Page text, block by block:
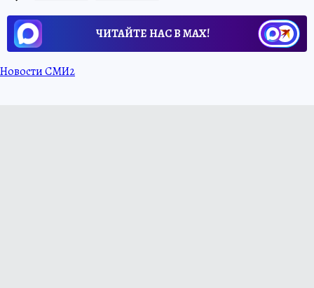
ЧИТАЙТЕ НАС В МАХ!
Новости СМИ2